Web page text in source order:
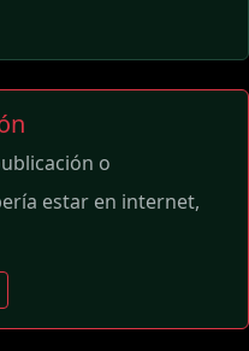
o
estar en internet,